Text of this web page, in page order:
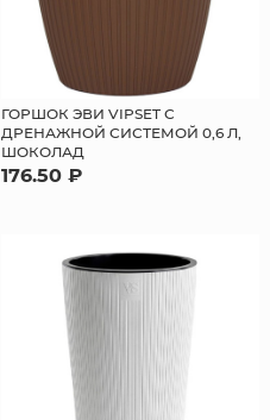
ГОРШОК ЭВИ VIPSET С
ДРЕНАЖНОЙ СИСТЕМОЙ 0,6 Л,
ШОКОЛАД
176.50 ₽